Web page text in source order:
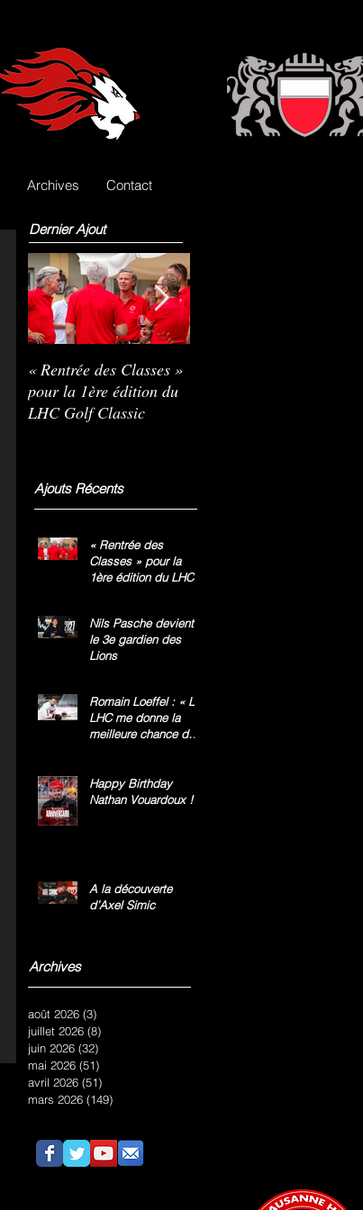
Archives Contact
Dernier Ajout
« Rentrée des Classes »
pour la 1ère édition du
LHC Golf Classic
Ajouts Récents
« Rentrée des
Classes » pour la
1ère édition du LHC
Nils Pasche devient
le 3e gardien des
Lions
Romain Loeffel : « Le
LHC me donne la
meilleure chance de
Happy Birthday
Nathan Vouardoux !
A la découverte
d’Axel Simic
Archives
août 2026 (3)
juillet 2026 (8)
juin 2026 (32)
mai 2026 (51)
avril 2026 (51)
mars 2026 (149)